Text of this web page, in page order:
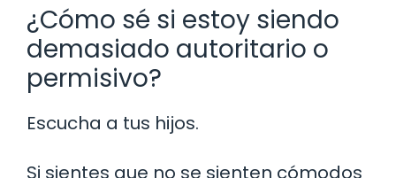
¿Cómo sé si estoy siendo
demasiado autoritario o
permisivo?
Escucha a tus hijos.
Si sientes que no se sienten cómodos